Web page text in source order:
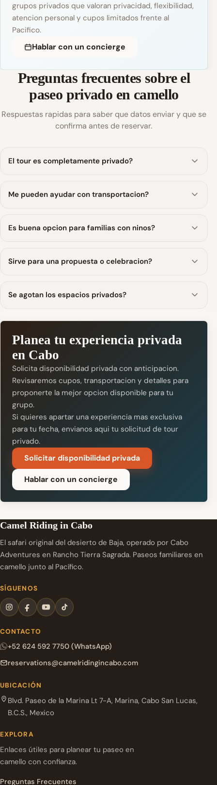
grupos privados que valoran privacidad, flexibilidad,
atencion personal y cupos limitados frente al
Pacifico.
Hablar con un concierge
Preguntas frecuentes sobre el
paseo privado en camello
Respuestas rapidas para saber que datos enviar y que se
confirma antes de reservar.
El tour es completamente privado?
Me pueden ayudar con transportacion?
Es buena opcion para familias con ninos?
Sirve para una propuesta o celebracion?
Se agotan los espacios privados?
Planea tu experiencia privada
en Cabo
Solicita disponibilidad privada con anticipacion.
Revisaremos cupos, transportacion y detalles para
proponerte la mejor opcion disponible para tu
grupo.
Si quieres apartar una experiencia mas exclusiva
para tu fecha, envianos aqui tu solicitud de tour
privado.
Solicitar disponibilidad privada
Hablar con un concierge
Camel Riding in Cabo
El safari original del desierto de Baja, operado por Cabo
Adventures en Rancho Tierra Sagrada. Paseos familiares en
camello junto al Pacífico.
SÍGUENOS
CONTACTO
+52 624 592 7750 (WhatsApp)
reservations@camelridingincabo.com
UBICACIÓN
Blvd. Paseo de la Marina Lt 7-A, Marina, Cabo San Lucas,
B.C.S., Mexico
EXPLORA
Enlaces útiles para planear tu paseo en
camello con confianza.
Preguntas Frecuentes